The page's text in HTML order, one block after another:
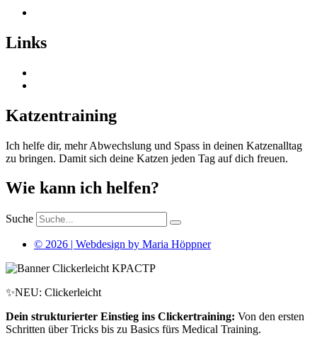
Links
Katzentraining
Ich helfe dir, mehr Abwechslung und Spass in deinen Katzenalltag
zu bringen. Damit sich deine Katzen jeden Tag auf dich freuen.
Wie kann ich helfen?
Suche
© 2026 | Webdesign by Maria Höppner
✨NEU: Clickerleicht
Dein strukturierter Einstieg ins Clickertraining: Von den ersten
Schritten über Tricks bis zu Basics fürs Medical Training.